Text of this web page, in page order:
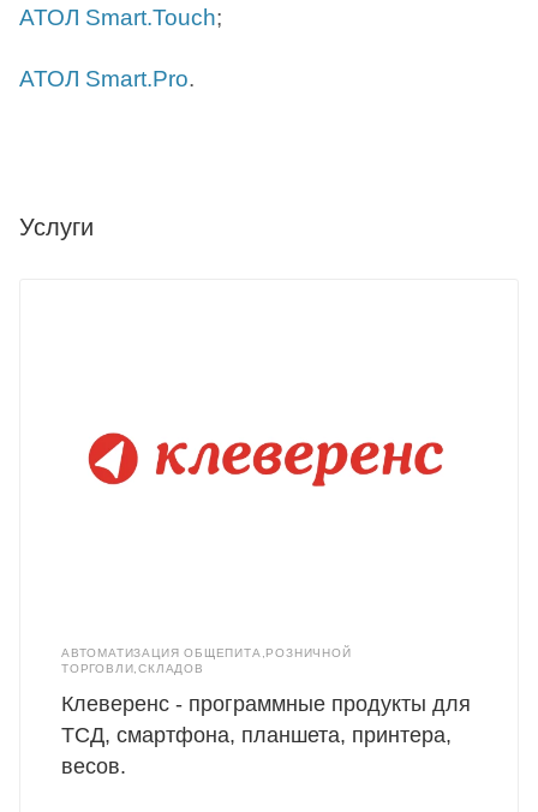
АТОЛ Smart.Touch;
АТОЛ Smart.Pro.
Услуги
АВТОМАТИЗАЦИЯ ОБЩЕПИТА,РОЗНИЧНОЙ
ТОРГОВЛИ,СКЛАДОВ
Клеверенс - программные продукты для
ТСД, смартфона, планшета, принтера,
весов.